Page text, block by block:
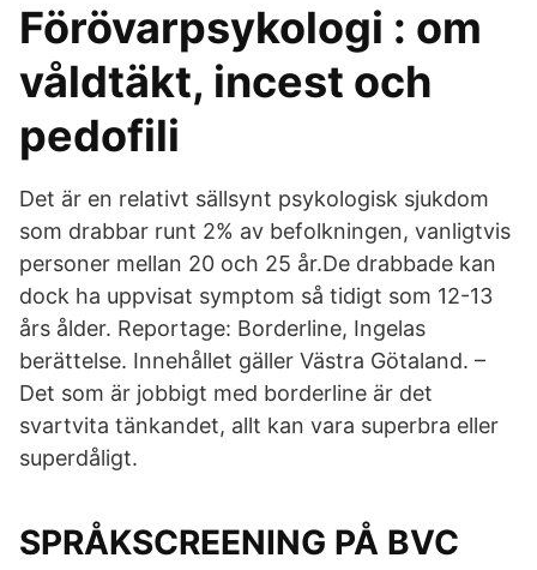
Förövarpsykologi : om
våldtäkt, incest och
pedofili
Det är en relativt sällsynt psykologisk sjukdom
som drabbar runt 2% av befolkningen, vanligtvis
personer mellan 20 och 25 år.De drabbade kan
dock ha uppvisat symptom så tidigt som 12-13
års ålder. Reportage: Borderline, Ingelas
berättelse. Innehållet gäller Västra Götaland. –
Det som är jobbigt med borderline är det
svartvita tänkandet, allt kan vara superbra eller
superdåligt.
SPRÅKSCREENING PÅ BVC